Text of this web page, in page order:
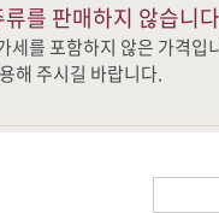
를 판매하지 않습니
를 포함하지 않은 가격입
해 주시길 바랍니다.